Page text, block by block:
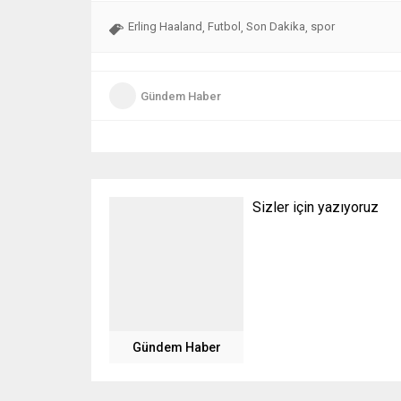
Erling Haaland, Futbol , Son Dakika, spor
Gündem Haber
Gündem Haber
Sizler için yazıyoruz